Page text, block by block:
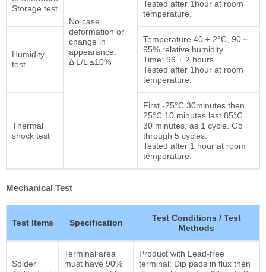
No case
deformation or
change in
appearance.
Δ L/L ≤10%
Storage test
Tested after 1hour at room
temperature.
Humidity
test
Temperature 40 ± 2°C, 90 ~
95% relative humidity
Time: 96 ± 2 hours
Tested after 1hour at room
temperature.
Thermal
shock test
First -25°C 30minutes then
25°C 10 minutes last 85°C
30 minutes, as 1 cycle. Go
through 5 cycles.
Tested after 1 hour at room
temperature.
Mechanical Test
Test Items Specification
Test Conditions / Test
Methods
Solder
Terminal area
must have 90%
Product with Lead-free
terminal: Dip pads in flux then